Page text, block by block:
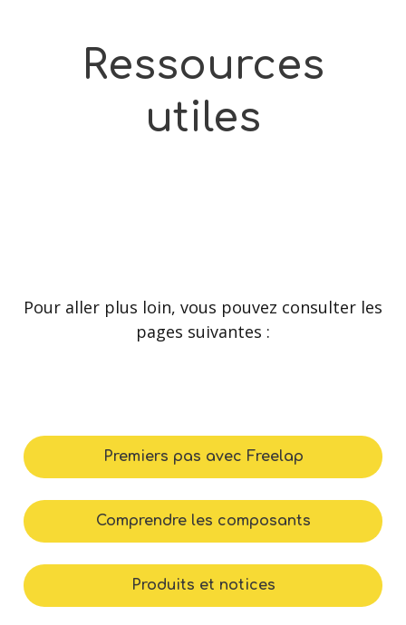
Ressources
utiles
Pour aller plus loin, vous pouvez consulter les
pages suivantes :
Premiers pas avec Freelap
Comprendre les composants
Produits et notices